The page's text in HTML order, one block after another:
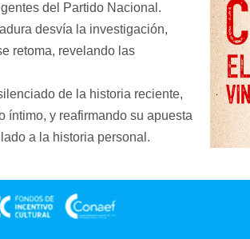
del Partido Nacional.
desvía la investigación,
retoma, revelando las
de la historia reciente,
íntimo, y reafirmando su apuesta
a la historia personal.